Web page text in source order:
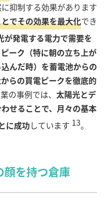
抑制する効果があります
でその効果を最大化でき
が発電する電力で需要を
ーク（特に朝の立ち上が
んだ時）を蓄電池からの
らの買電ピークを徹底的
の事例では、 太陽光とデ
せることで、月々の基本
に成功しています 13。
顔を持つ倉庫